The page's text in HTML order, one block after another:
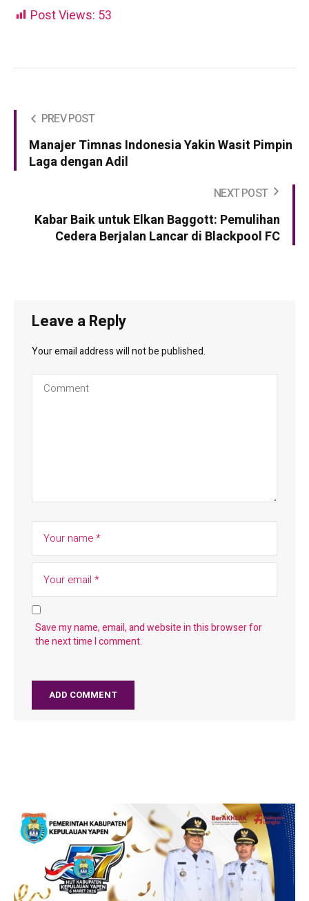
Post Views: 53
PREV POST
Manajer Timnas Indonesia Yakin Wasit Pimpin
Laga dengan Adil
NEXT POST
Kabar Baik untuk Elkan Baggott: Pemulihan
Cedera Berjalan Lancar di Blackpool FC
Leave a Reply
Your email address will not be published.
Save my name, email, and website in this browser for
the next time I comment.